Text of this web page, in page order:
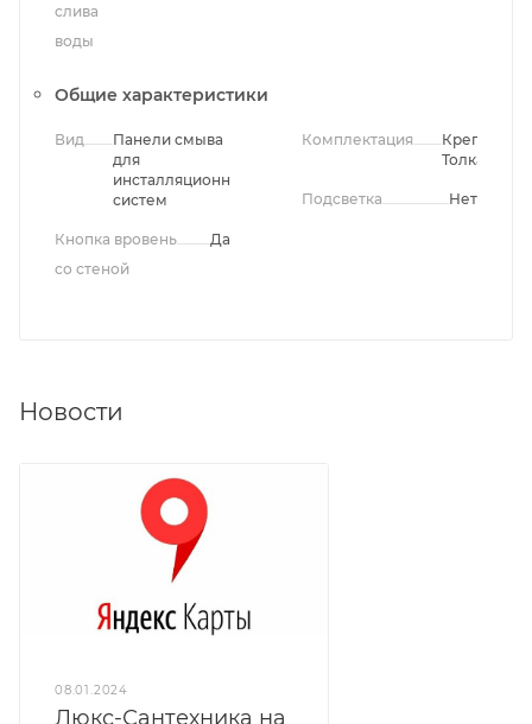
слива
воды
Общие характеристики
Вид
Панели смыва
для
инсталляционных
систем
Кнопка вровень
со стеной
Да
Комплектация
Крепления,
Толкатели
Подсветка Нет
Новости
08.01.2024
Люкс-Сантехника на